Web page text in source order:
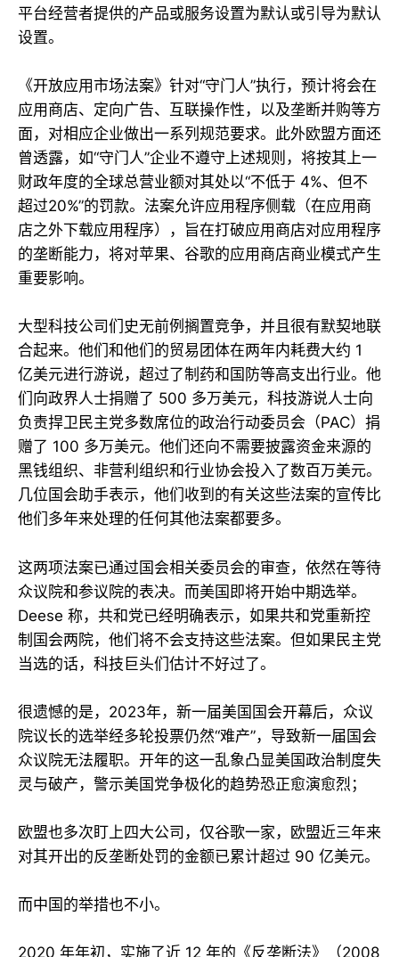
平台经营者提供的产品或服务设置为默认或引导为默认
设置。
《开放应用市场法案》针对“守门人”执行，预计将会在
应用商店、定向广告、互联操作性，以及垄断并购等方
面，对相应企业做出一系列规范要求。此外欧盟方面还
曾透露，如“守门人”企业不遵守上述规则，将按其上一
财政年度的全球总营业额对其处以“不低于 4%、但不
超过20%”的罚款。法案允许应用程序侧载（在应用商
店之外下载应用程序），旨在打破应用商店对应用程序
的垄断能力，将对苹果、谷歌的应用商店商业模式产生
重要影响。
大型科技公司们史无前例搁置竞争，并且很有默契地联
合起来。他们和他们的贸易团体在两年内耗费大约 1
亿美元进行游说，超过了制药和国防等高支出行业。他
们向政界人士捐赠了 500 多万美元，科技游说人士向
负责捍卫民主党多数席位的政治行动委员会（PAC）捐
赠了 100 多万美元。他们还向不需要披露资金来源的
黑钱组织、非营利组织和行业协会投入了数百万美元。
几位国会助手表示，他们收到的有关这些法案的宣传比
他们多年来处理的任何其他法案都要多。
这两项法案已通过国会相关委员会的审查，依然在等待
众议院和参议院的表决。而美国即将开始中期选举。
Deese 称，共和党已经明确表示，如果共和党重新控
制国会两院，他们将不会支持这些法案。但如果民主党
当选的话，科技巨头们估计不好过了。
很遗憾的是，2023年，新一届美国国会开幕后，众议
院议长的选举经多轮投票仍然“难产”，导致新一届国会
众议院无法履职。开年的这一乱象凸显美国政治制度失
灵与破产，警示美国党争极化的趋势恐正愈演愈烈；
欧盟也多次盯上四大公司，仅谷歌一家，欧盟近三年来
对其开出的反垄断处罚的金额已累计超过 90 亿美元。
而中国的举措也不小。
2020 年年初，实施了近 12 年的《反垄断法》（2008